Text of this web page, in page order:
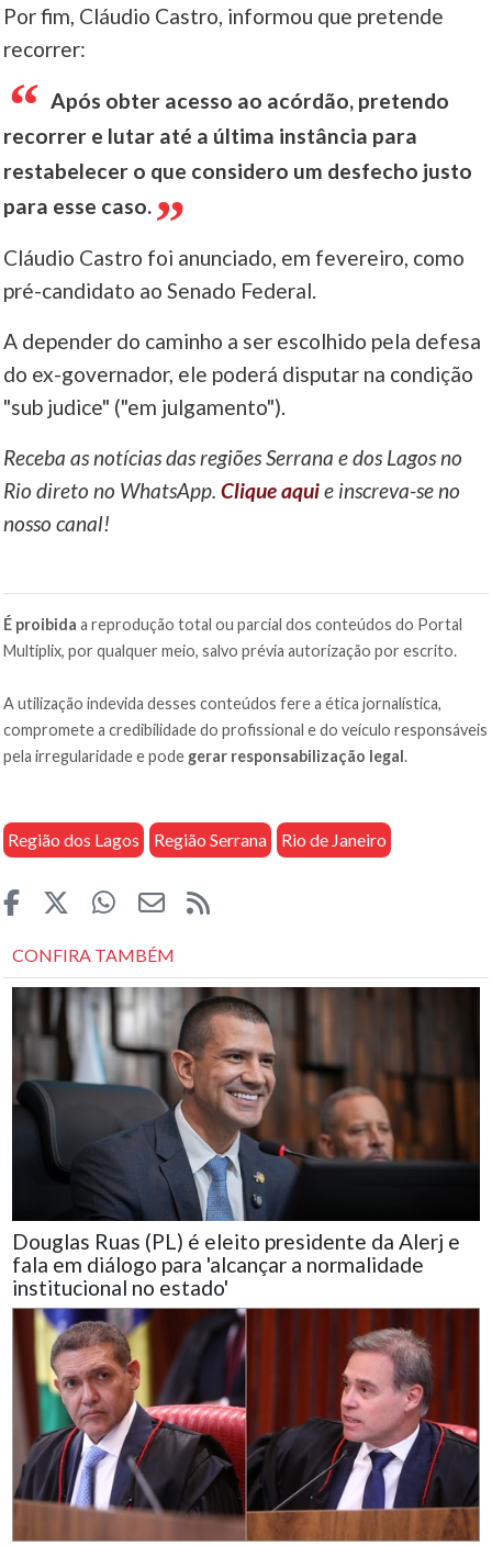
Por fim, Cláudio Castro, informou que pretende
recorrer:
Após obter acesso ao acórdão, pretendo
recorrer e lutar até a última instância para
restabelecer o que considero um desfecho justo
para esse caso.
Cláudio Castro foi anunciado, em fevereiro, como
pré-candidato ao Senado Federal.
A depender do caminho a ser escolhido pela defesa
do ex-governador, ele poderá disputar na condição
"sub judice" ("em julgamento").
Receba as notícias das regiões Serrana e dos Lagos no
Rio direto no WhatsApp.Clique aquie inscreva-se no
nosso canal!
É proibida a reprodução total ou parcial dos conteúdos do Portal
Multiplix, por qualquer meio, salvo prévia autorização por escrito.
A utilização indevida desses conteúdos fere a ética jornalística,
compromete a credibilidade do profissional e do veículo responsáveis
pela irregularidade e pode gerar responsabilização legal.
Região dos Lagos Região Serrana Rio de Janeiro
CONFIRA TAMBÉM
Douglas Ruas (PL) é eleito presidente da Alerj e
fala em diálogo para 'alcançar a normalidade
institucional no estado'